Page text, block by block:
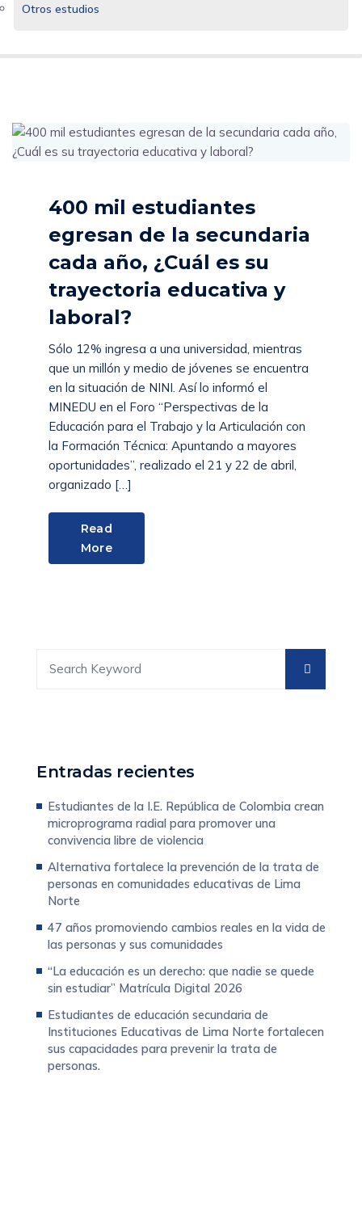
Otros estudios
400 mil estudiantes
egresan de la secundaria
cada año, ¿Cuál es su
trayectoria educativa y
laboral?
Sólo 12% ingresa a una universidad, mientras
que un millón y medio de jóvenes se encuentra
en la situación de NINI. Así lo informó el
MINEDU en el Foro “Perspectivas de la
Educación para el Trabajo y la Articulación con
la Formación Técnica: Apuntando a mayores
oportunidades”, realizado el 21 y 22 de abril,
organizado […]
Read
More
Entradas recientes
Estudiantes de la I.E. República de Colombia crean
microprograma radial para promover una
convivencia libre de violencia
Alternativa fortalece la prevención de la trata de
personas en comunidades educativas de Lima
Norte
47 años promoviendo cambios reales en la vida de
las personas y sus comunidades
“La educación es un derecho: que nadie se quede
sin estudiar” Matrícula Digital 2026
Estudiantes de educación secundaria de
Instituciones Educativas de Lima Norte fortalecen
sus capacidades para prevenir la trata de
personas.